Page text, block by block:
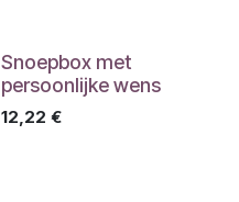
Snoepbox met
persoonlijke wens
12,22 €